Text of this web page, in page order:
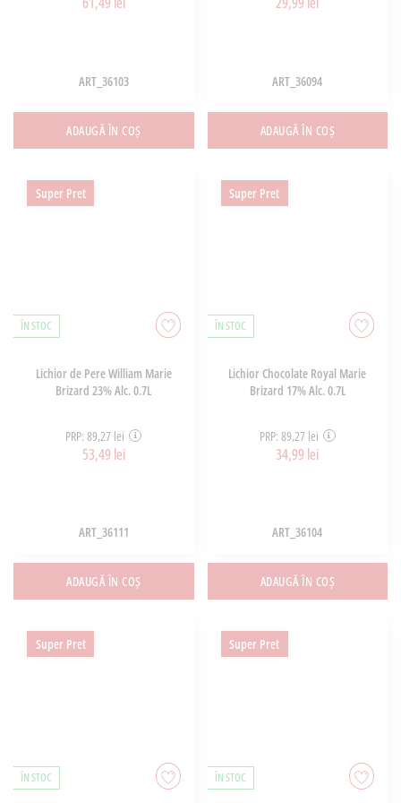
ART_36103
ADAUGĂ ÎN COȘ
ART_36094
ADAUGĂ ÎN COȘ
Super Pret
ÎN STOC
Lichior de Pere William Marie
Brizard 23% Alc. 0.7L
PRP: 89,27 lei
53,49 lei
ART_36111
ADAUGĂ ÎN COȘ
Super Pret
ÎN STOC
Lichior Chocolate Royal Marie
Brizard 17% Alc. 0.7L
PRP: 89,27 lei
34,99 lei
ART_36104
ADAUGĂ ÎN COȘ
Super Pret
ÎN STOC
Super Pret
ÎN STOC